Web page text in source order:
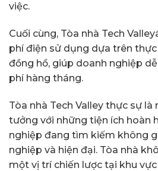
việc.
Cuối cùng, Tòa nhà Tech
phí điện sử dụng dựa trên
đồng hồ, giúp doanh nghiệp
phí hàng tháng.
Tòa nhà Tech Valley thực sự
tưởng với những tiện ích hoàn
nghiệp đang tìm kiếm không
nghiệp và hiện đại. Tòa nhà
một vị trí chiến lược tại khu